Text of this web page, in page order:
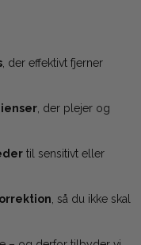
, der effektivt fjerner
, der plejer og
til sensitivt eller
, så du ikke skal